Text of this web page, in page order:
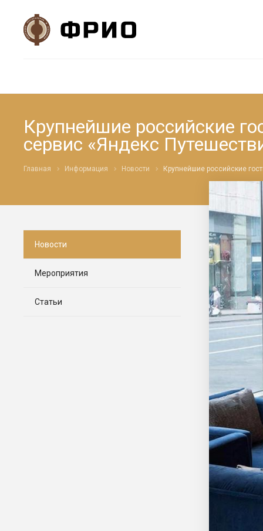
Крупнейшие российские
сервис «Яндекс
Главная Информация Новости Крупнейшие российские
Новости
Мероприятия
Статьи